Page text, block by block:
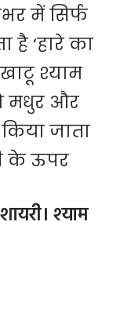
में सिर्फ
है‘हारे का
खाटू श्याम
मधुर और
जाता
के ऊपर
श्याम